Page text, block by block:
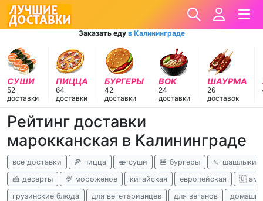
Заказать еду в Калининграде
СУШИ
52
доставки
ПИЦЦА
64
доставки
БУРГЕРЫ
42
доставки
ВОК
24
доставки
ШАУРМА
26
доставок
Рейтинг доставки
марокканская в Калининграде
все доставки 🍕 пицца 🍣 суши 🍔 бургеры
🍡 шашлыки
🍰 десерты
🍨 мороженое китайская европейская
🇺
грузинские блюда
для вегетарианцев для веганов